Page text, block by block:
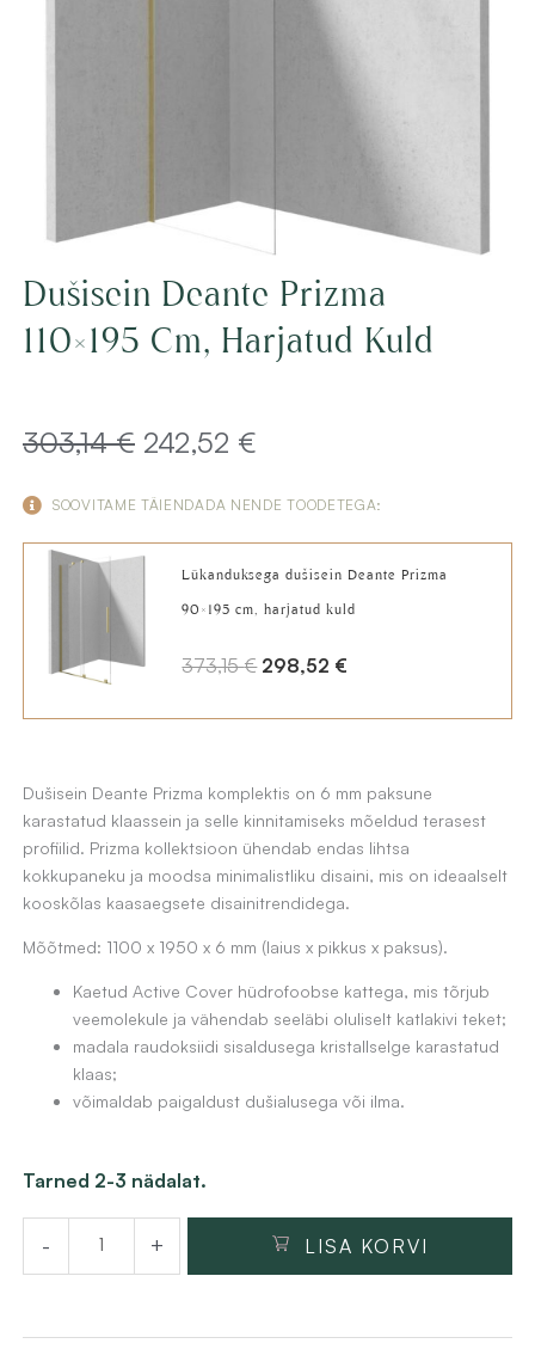
Dušisein Deante Prizma
110×195 Cm, Harjatud Kuld
303,14€ Algne
hind
oli:
303,14 €.
242,52 €
price
is:
242,52 €.
SOOVITAME TÄIENDADA NENDE TOODETEGA:
Lükanduksega dušisein Deante Prizma
90×195 cm, harjatud kuld
373,15€ A
e
i
n
d
l
i
3
,
298,52 €
e
t
p
r
c
e
s
9
8
Dušisein Deante Prizma komplektis on 6 mm paksune
karastatud klaassein ja selle kinnitamiseks mõeldud terasest
profiilid. Prizma kollektsioon ühendab endas lihtsa
kokkupaneku ja moodsa minimalistliku disaini, mis on ideaalselt
kooskõlas kaasaegsete disainitrendidega.
Mõõtmed: 1100 x 1950 x 6 mm (laius x pikkus x paksus).
Kaetud Active Cover hüdrofoobse kattega, mis tõrjub
veemolekule ja vähendab seeläbi oluliselt katlakivi teket;
madala raudoksiidi sisaldusega kristallselge karastatud
klaas;
võimaldab paigaldust dušialusega või ilma.
Tarned 2-3 nädalat.
-
Dušisein
Deante
Prizma
110x195
+ LISA KORVI